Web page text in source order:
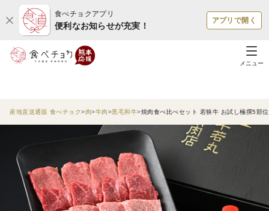
食べチョクアプリ
便利なお知らせが充実！
アプリで開く
メニュー
産地直送通販 食べチョク 肉 牛肉 黒毛和牛 焼肉食べ比べセット 若狭牛 お試し極撰5部